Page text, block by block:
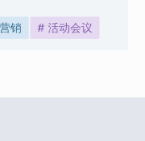
销 # 活动会议